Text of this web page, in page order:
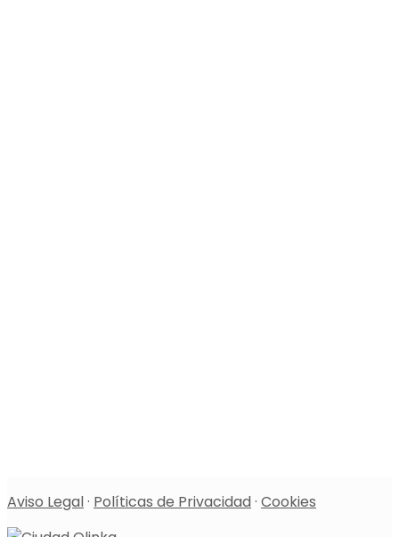
Aviso Legal· Políticas de Privacidad· Cookies